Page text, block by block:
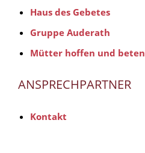
Haus des Gebetes
Gruppe Auderath
Mütter hoffen und beten
ANSPRECHPARTNER
Kontakt